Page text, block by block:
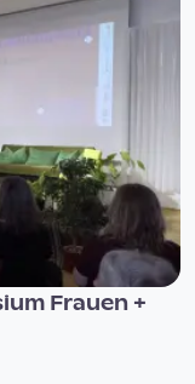
Frauen +